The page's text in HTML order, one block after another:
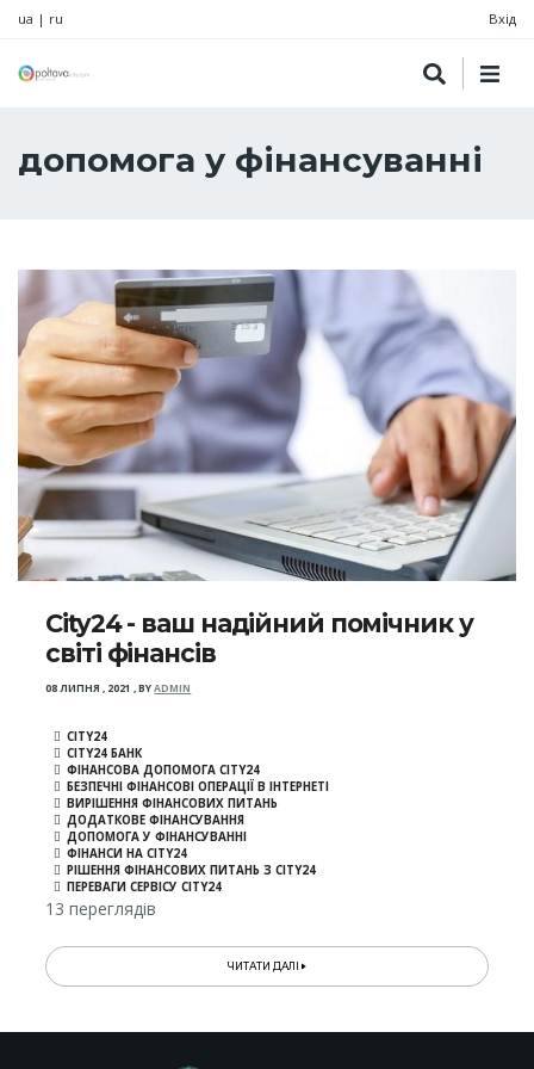
ua | ru Вхід
допомога у фінансуванні
City24 - ваш надійний помічник у
світі фінансів
08 ЛИПНЯ , 2021 ,BYADMIN
CITY24
CITY24 БАНК
ФІНАНСОВА ДОПОМОГА CITY24
БЕЗПЕЧНІ ФІНАНСОВІ ОПЕРАЦІЇ В ІНТЕРНЕТІ
ВИРІШЕННЯ ФІНАНСОВИХ ПИТАНЬ
ДОДАТКОВЕ ФІНАНСУВАННЯ
ДОПОМОГА У ФІНАНСУВАННІ
ФІНАНСИ НА CITY24
РІШЕННЯ ФІНАНСОВИХ ПИТАНЬ З CITY24
ПЕРЕВАГИ СЕРВІСУ CITY24
13 переглядів
ЧИТАТИ ДАЛІ